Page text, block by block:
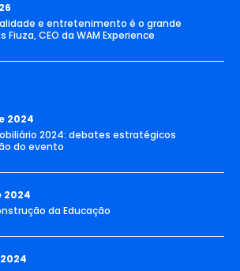
e entretenimento é o grande
Fiuza, CEO da WAM Experience
2024
2024: debates estratégicos
do evento
2024
da Educação